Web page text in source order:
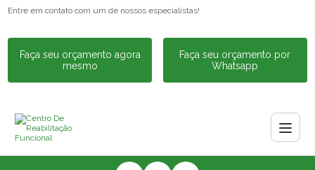
Entre em contato com um de nossos especialistas!
Faça seu orçamento agora
mesmo
Faça seu orçamento por
Whatsapp